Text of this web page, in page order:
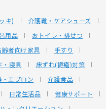
キ)
介護靴・ケアシューズ
用品
おトイレ・排せつ
者向け家具
手すり
・寝具
床ずれ(褥瘡)対策
エプロン
介護食品
日常生活品
健康サポート